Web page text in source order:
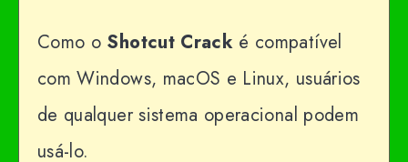
Como o Shotcut Crack é compatível
com Windows, macOS e Linux, usuários
de qualquer sistema operacional podem
usá-lo.